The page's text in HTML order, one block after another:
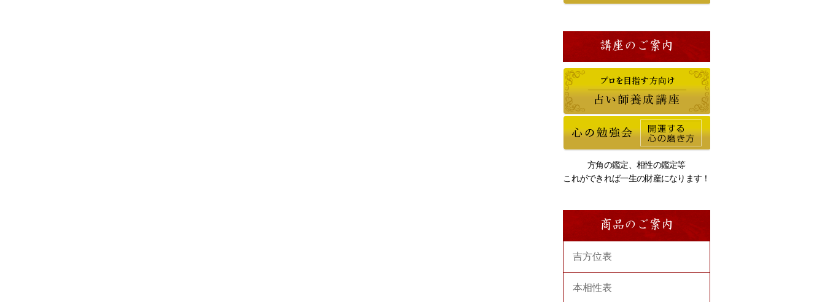
講座のご案内
方角の鑑定、相性の鑑定等
これができれば一生の財産になります！
商品のご案内
吉方位表
本相性表